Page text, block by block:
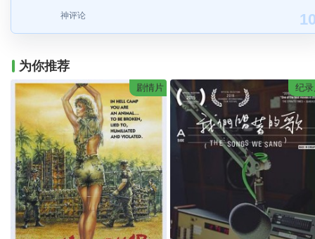
神评论
为你推荐
剧情片 纪